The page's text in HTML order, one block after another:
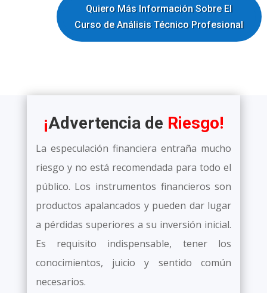
Quiero Más Información Sobre El
Curso de Análisis Técnico Profesional
¡Advertencia de Riesgo!
La especulación financiera entraña mucho
riesgo y no está recomendada para todo el
público. Los instrumentos financieros son
productos apalancados y pueden dar lugar
a pérdidas superiores a su inversión inicial.
Es requisito indispensable, tener los
conocimientos, juicio y sentido común
necesarios.